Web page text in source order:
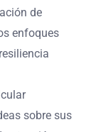
de
enfoques
sobre sus